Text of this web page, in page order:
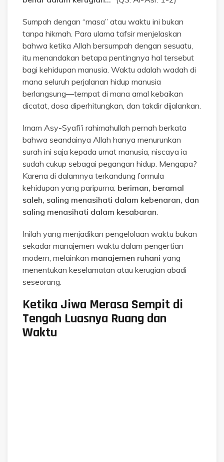
Sumpah dengan “masa” atau waktu ini bukan
tanpa hikmah. Para ulama tafsir menjelaskan
bahwa ketika Allah bersumpah dengan sesuatu,
itu menandakan betapa pentingnya hal tersebut
bagi kehidupan manusia. Waktu adalah wadah di
mana seluruh perjalanan hidup manusia
berlangsung—tempat di mana amal kebaikan
dicatat, dosa diperhitungkan, dan takdir dijalankan.
Imam Asy-Syafi’i rahimahullah pernah berkata
bahwa seandainya Allah hanya menurunkan
surah ini saja kepada umat manusia, niscaya ia
sudah cukup sebagai pegangan hidup. Mengapa?
Karena di dalamnya terkandung formula
kehidupan yang paripurna: beriman, beramal
saleh, saling menasihati dalam kebenaran, dan
saling menasihati dalam kesabaran
Inilah yang menjadikan pengelolaan waktu bukan
sekadar manajemen waktu dalam pengertian
modern, melainkan manajemen ruhani yang
menentukan keselamatan atau kerugian abadi
seseorang.
Ketika Jiwa Merasa Sempit di
Tengah Luasnya Ruang dan
Waktu